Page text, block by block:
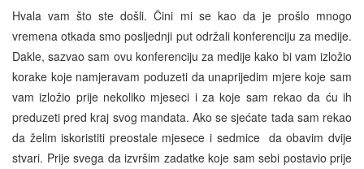
Hvala vam što ste došli. Čini mi se kao da je prošlo mnogo
vremena otkada smo posljednji put održali konferenciju za medije.
Dakle, sazvao sam ovu konferenciju za medije kako bi vam izložio
korake koje namjeravam poduzeti da unaprijedim mjere koje sam
vam izložio prije nekoliko mjeseci i za koje sam rekao da ću ih
preduzeti pred kraj svog mandata. Ako se sjećate tada sam rekao
da želim iskoristiti preostale mjesece i sedmice da obavim dvije
stvari. Prije svega da izvršim zadatke koje sam sebi postavio prije